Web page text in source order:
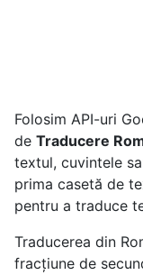
Folosim API-uri
de Traducere
textul, cuvintele
prima casetă de
pentru a traduce
Traducerea din
fracțiune de